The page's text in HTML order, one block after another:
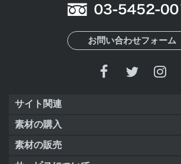
お問い合わせフォーム
サイト関連
素材の購入
素材の販売